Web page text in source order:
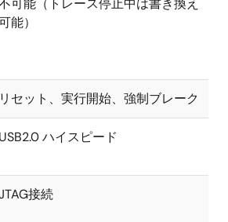
可能（トレース停止中は書き換え
能）
リセット、実行開始、強制ブレーク
USB2.0 ハイスピード
接続